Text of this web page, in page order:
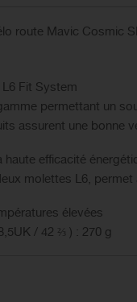
route Mavic Cosmic
Fit System
permettant un
assurent une bonne
efficacité
molettes L6,
élevées
/ 42 ⅔ ) : 270 g